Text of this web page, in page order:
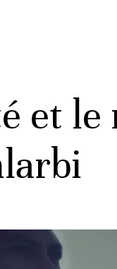
et